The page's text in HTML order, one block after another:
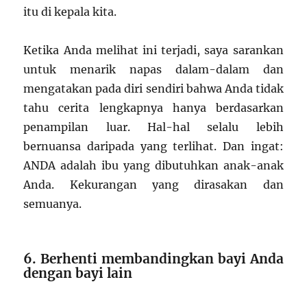
itu di kepala kita.
Ketika Anda melihat ini terjadi, saya sarankan
untuk menarik napas dalam-dalam dan
mengatakan pada diri sendiri bahwa Anda tidak
tahu cerita lengkapnya hanya berdasarkan
penampilan luar. Hal-hal selalu lebih
bernuansa daripada yang terlihat. Dan ingat:
ANDA adalah ibu yang dibutuhkan anak-anak
Anda. Kekurangan yang dirasakan dan
semuanya.
6. Berhenti membandingkan bayi Anda
dengan bayi lain